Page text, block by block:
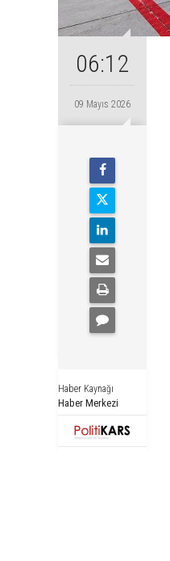
06:12
09 Mayıs 2026
Haber Kaynağı
Haber Merkezi